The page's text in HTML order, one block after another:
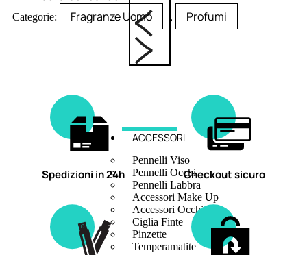
ACCESSORI
Pennelli Viso
Pennelli Occhi
Pennelli Labbra
Accessori Make Up
Accessori Occhi
Ciglia Finte
Pinzette
Temperamatite
Categorie: Fragranze Uomo , Profumi
Spedizioni in 24h Checkout sicuro